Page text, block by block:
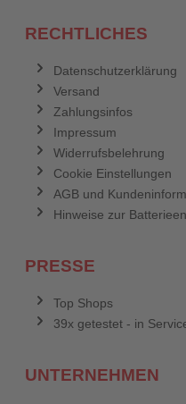
RECHTLICHES
Datenschutzerklärung
Versand
Zahlungsinfos
Impressum
Widerrufsbelehrung
Cookie Einstellungen
AGB und
Hinweise zur
PRESSE
Top Shops
39x getestet - in
UNTERNEHMEN